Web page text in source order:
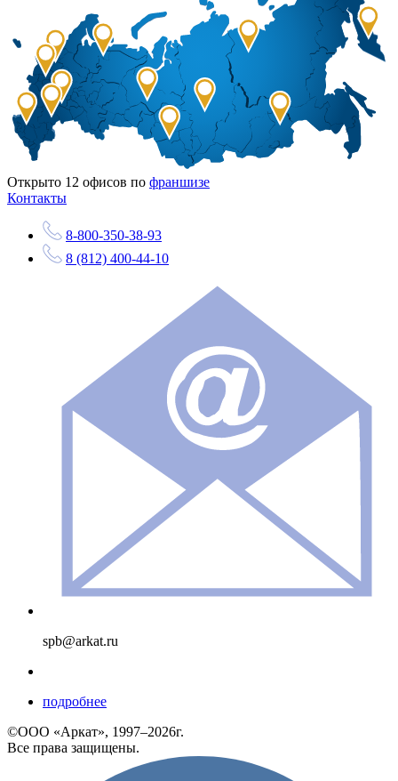
Открыто 12 офисов по франшизе
Контакты
8-800-350-38-93
8 (812) 400-44-10
spb@arkat.ru
подробнее
©ООО «Аркат», 1997–2026г.
Все права защищены.